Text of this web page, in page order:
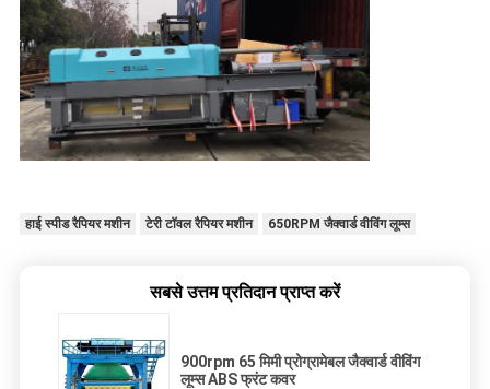
हाई स्पीड रैपियर मशीन टेरी टॉवल रैपियर मशीन 650RPM जैक्वार्ड वीविंग लूम्स
सबसे उत्तम प्रतिदान प्राप्त करें
900rpm 65 मिमी प्रोग्रामेबल जैक्वार्ड वीविंग
लूम्स ABS फ्रंट कवर